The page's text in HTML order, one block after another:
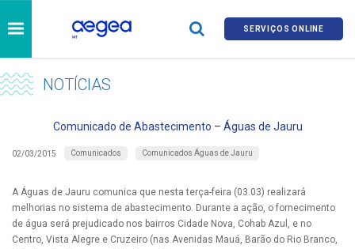
SERVIÇOS ONLINE
NOTÍCIAS
Comunicado de Abastecimento – Águas de Jauru
02/03/2015 Comunicados Comunicados Águas de Jauru
A Águas de Jauru comunica que nesta terça-feira (03.03) realizará
melhorias no sistema de abastecimento. Durante a ação, o fornecimento
de água será prejudicado nos bairros Cidade Nova, Cohab Azul, e no
Centro, Vista Alegre e Cruzeiro (nas Avenidas Mauá, Barão do Rio Branco,